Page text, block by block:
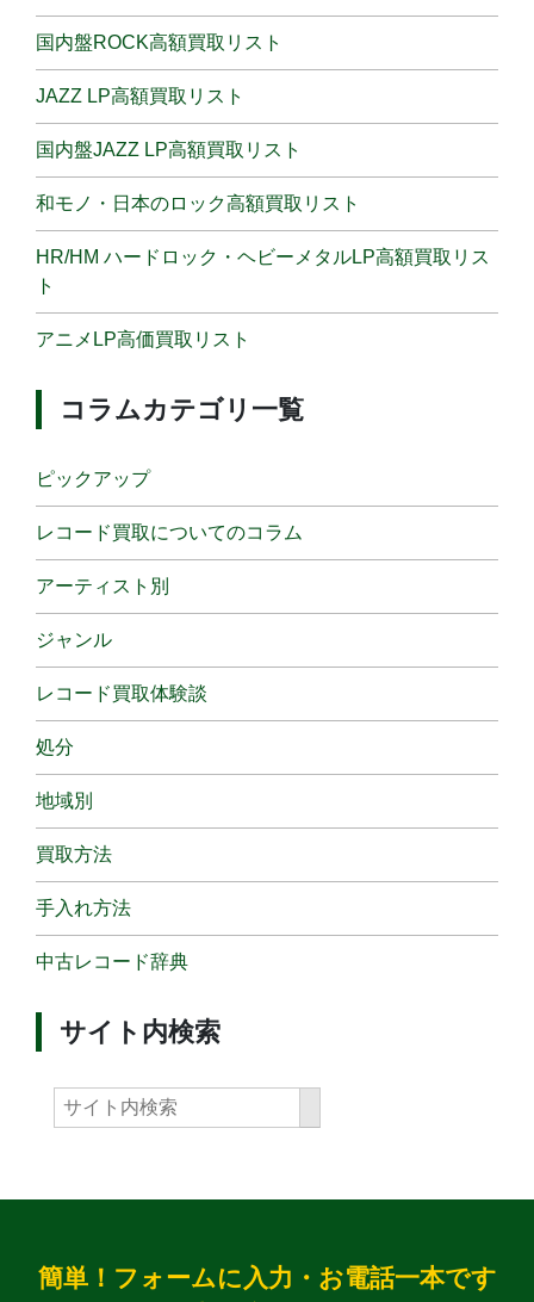
国内盤ROCK高額買取リスト
JAZZ LP高額買取リスト
国内盤JAZZ LP高額買取リスト
和モノ・日本のロック高額買取リスト
HR/HM ハードロック・ヘビーメタルLP高額買取リス
ト
アニメLP高価買取リスト
コラムカテゴリ一覧
ピックアップ
レコード買取についてのコラム
アーティスト別
ジャンル
レコード買取体験談
処分
地域別
買取方法
手入れ方法
中古レコード辞典
サイト内検索
簡単！フォームに入力・お電話一本です